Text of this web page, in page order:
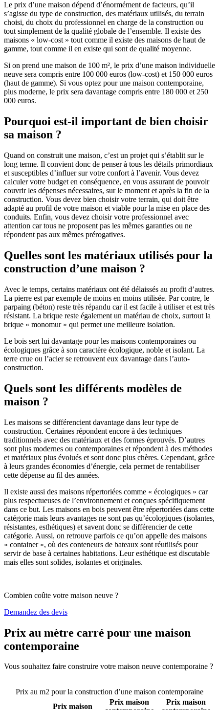
Le prix d’une maison dépend d’énormément de facteurs, qu’il
s’agisse du type de construction, des matériaux utilisés, du terrain
choisi, du choix du professionnel en charge de la construction ou
tout simplement de la qualité globale de l’ensemble. Il existe des
maisons « low-cost » tout comme il existe des maisons de haut de
gamme, tout comme il en existe qui sont de qualité moyenne.
Si on prend une maison de 100 m², le prix d’une maison individuelle
neuve sera compris entre 100 000 euros (low-cost) et 150 000 euros
(haut de gamme). Si vous optez pour une maison contemporaine,
plus moderne, le prix sera davantage compris entre 180 000 et 250
000 euros.
Pourquoi est-il important de bien choisir
sa maison ?
Quand on construit une maison, c’est un projet qui s’établit sur le
long terme. Il convient donc de penser à tous les détails primordiaux
et susceptibles d’influer sur votre confort à l’avenir. Vous devez
calculer votre budget en conséquence, en vous assurant de pouvoir
couvrir les dépenses nécessaires, sur le moment et après la fin de la
construction. Vous devez bien choisir votre terrain, qui doit être
adapté au profil de votre maison et viable pour la mise en place des
conduits. Enfin, vous devez choisir votre professionnel avec
attention car tous ne proposent pas les mêmes garanties ou ne
répondent pas aux mêmes prérogatives.
Quelles sont les matériaux utilisés pour la
construction d’une maison ?
Avec le temps, certains matériaux ont été délaissés au profit d’autres.
La pierre est par exemple de moins en moins utilisée. Par contre, le
parpaing (béton) reste très répandu car il est facile à utiliser et est très
résistant. La brique reste également un matériau de choix, surtout la
brique « monomur » qui permet une meilleure isolation.
Le bois sert lui davantage pour les maisons contemporaines ou
écologiques grâce à son caractère écologique, noble et isolant. La
terre crue ou l’acier se retrouvent eux davantage dans l’auto-
construction.
Quels sont les différents modèles de
maison ?
Les maisons se différencient davantage dans leur type de
construction. Certaines répondent encore à des techniques
traditionnels avec des matériaux et des formes éprouvés. D’autres
sont plus modernes ou contemporaines et répondent à des méthodes
et matériaux plus évolués et sont donc plus chères. Cependant, grâce
à leurs grandes économies d’énergie, cela permet de rentabiliser
cette dépense au fil des années.
Il existe aussi des maisons répertoriées comme « écologiques » car
plus respectueuses de l’environnement et conçues spécifiquement
dans ce but. Les maisons en bois peuvent être répertoriées dans cette
catégorie mais leurs avantages ne sont pas qu’écologiques (isolantes,
résistantes, esthétiques) et savent donc se différencier de cette
catégorie. Aussi, on retrouve parfois ce qu’on appelle des maisons
« container », où des conteneurs de bateaux sont réutilisés pour
servir de base à certaines habitations. Leur esthétique est discutable
mais elles sont solides, isolantes et originales.
Combien coûte votre maison neuve ?
Demandez des devis
Prix au mètre carré pour une maison
contemporaine
Vous souhaitez faire construire votre maison neuve contemporaine ?
Prix au m2 pour la construction d’une maison contemporaine
Prix maison
Prix maison
Prix maison